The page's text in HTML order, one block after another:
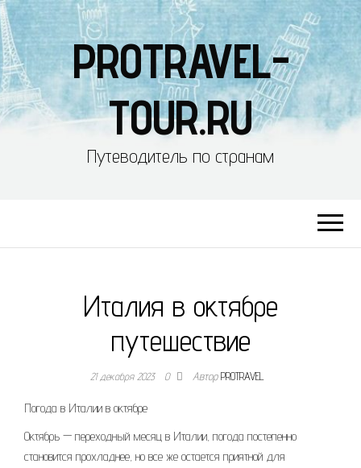
PROTRAVEL-
TOUR.RU
Путеводитель по странам
Италия в октябре
путешествие
21 декабря 2023 0 АвторPROTRAVEL
Погода в Италии в октябре
Октябрь — переходный месяц в Италии, погода постепенно
становится прохладнее, но все же остается приятной для